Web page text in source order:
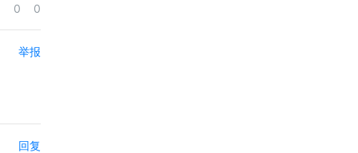
0 0
举报
回复